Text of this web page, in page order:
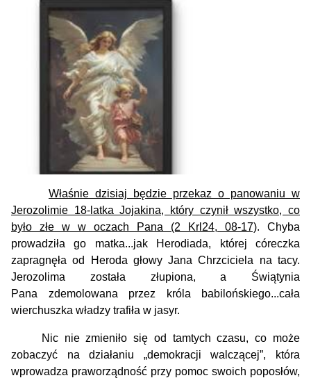
Właśnie dzisiaj będzie przekaz o panowaniu w
Jerozolimie 18-latka Jojakina, który czynił wszystko, co
było złe w w oczach Pana (2 Krl24, 08-17). Chyba
prowadziła go matka...jak Herodiada, której córeczka
zapragnęła od Heroda głowy Jana Chrzciciela na tacy.
Jerozolima została złupiona, a Świątynia
Pana zdemolowana przez króla babilońskiego...cała
wierchuszka władzy trafiła w jasyr.
Nic nie zmieniło się od tamtych czasu, co może
zobaczyć na działaniu „demokracji walczącej”, która
wprowadza praworządność przy pomoc swoich poposłów,